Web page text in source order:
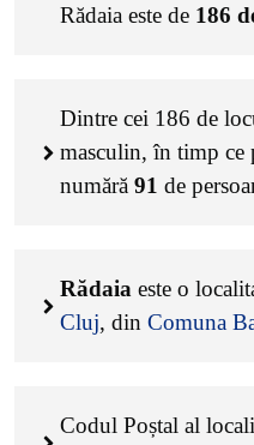
Rădaia este de 186
Dintre cei 186 de
masculin, în timp ce
numără 91 de
Rădaia este o
Cluj, din Comuna
Codul Poștal al